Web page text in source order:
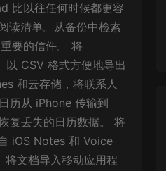
比以往任何时候都更容
读清单。从备份中检索
要的信件。 将
CSV 格式方便地导出
和云存储，将联系人
历从 iPhone 传输到
复丢失的日历数据。 将
iOS Notes 和 Voice
文档导入移动应用程